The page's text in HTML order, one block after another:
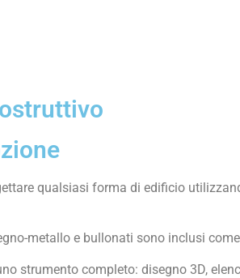
qualsiasi forma di edificio
metallo e bullonati sono inclusi
strumento completo: disegno 3D,